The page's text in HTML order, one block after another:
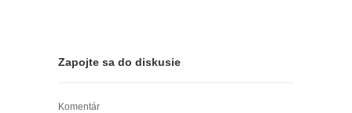
Zapojte sa do diskusie
Komentár